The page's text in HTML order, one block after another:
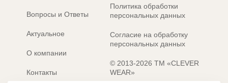
Вопросы и Ответы
Актуальное
О компании
Контакты
Политика обработки
персональных данных
Согласие на обработку
персональных данных
© 2013-2026 ТМ «CLEVER
WEAR»